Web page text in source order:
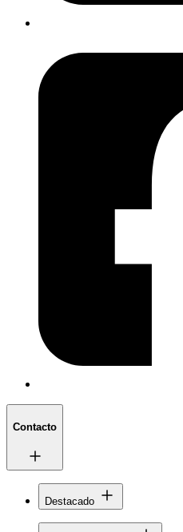
Contacto
Destacado